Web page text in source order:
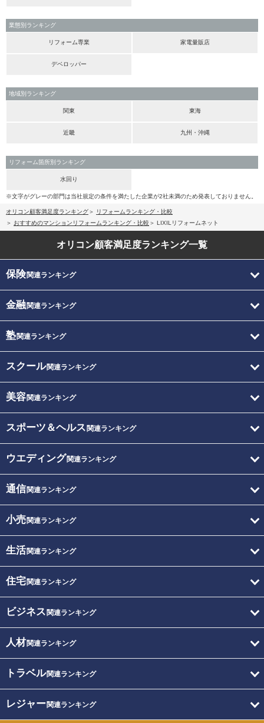
業態別ランキング
リフォーム専業 家電量販店
デベロッパー
地域別ランキング
関東 東海
近畿 九州・沖縄
リフォーム箇所別ランキング
水回り
※文字がグレーの部門は当社規定の条件を満たした企業が2社未満のため発表しておりません。
オリコン顧客満足度ランキング
リフォームランキング・比較
おすすめのマンションリフォームランキング・比較
LIXILリフォームネット
オリコン顧客満足度ランキング一覧
保険関連ランキング
金融関連ランキング
塾関連ランキング
スクール関連ランキング
美容関連ランキング
スポーツ＆ヘルス 関連ランキング
ウエディング関連ランキング
通信関連ランキング
小売関連ランキング
生活関連ランキング
住宅関連ランキング
ビジネス 関連ランキング
人材関連ランキング
トラベル関連ランキング
レジャー関連ランキング